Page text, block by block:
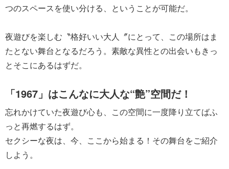
つのスペースを使い分ける、ということが可能だ。
夜遊びを楽しむ〝格好いい大人〞にとって、この場所はま
たとない舞台となるだろう。素敵な異性との出会いもきっ
とそこにあるはずだ。
「1967」はこんなに大人な“艶”空間だ！
忘れかけていた夜遊び心も、この空間に一度降り立てばふ
っと再燃するはず。
セクシーな夜は、今、ここから始まる！その舞台をご紹介
しよう。